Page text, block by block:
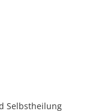
Selbstheilung